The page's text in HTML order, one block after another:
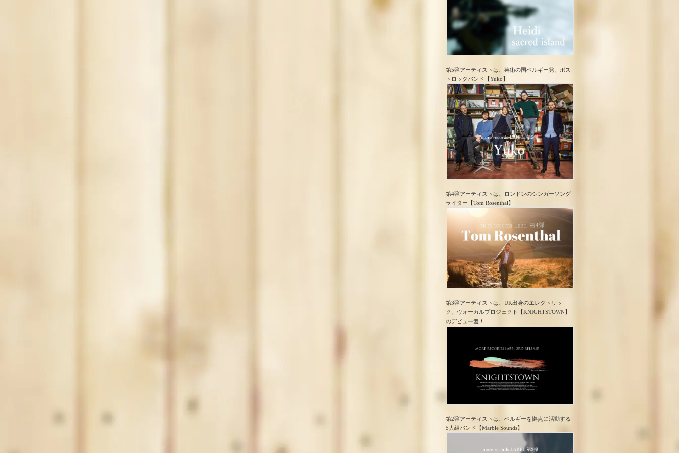
第5弾アーティストは、芸術の国ベルギー発、ポス
トロック​バンド【Yuko】
第4弾アーティストは、ロンドンのシンガーソング
ライター【Tom Rosenthal】
第3弾アーティストは、UK出身のエレクトリッ
ク、ヴォーカルプロジェクト【KNIGHTSTOWN】
のデビュー盤！
第2弾アーティストは、ベルギーを拠点に活動する
5人組バンド【Marble Sounds】